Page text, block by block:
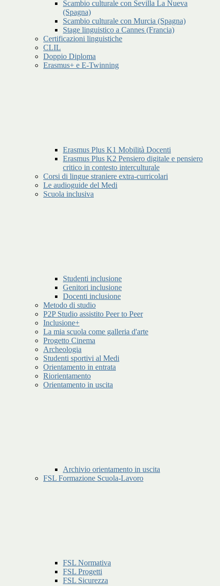
Scambio culturale con Sevilla La Nueva
(Spagna)
Scambio culturale con Murcia (Spagna)
Stage linguistico a Cannes (Francia)
Certificazioni linguistiche
CLIL
Doppio Diploma
Erasmus+ e E-Twinning
Erasmus Plus K1 Mobilità Docenti
Erasmus Plus K2 Pensiero digitale e pensiero
critico in contesto interculturale
Corsi di lingue straniere extra-curricolari
Le audioguide del Medi
Scuola inclusiva
Studenti inclusione
Genitori inclusione
Docenti inclusione
Metodo di studio
P2P Studio assistito Peer to Peer
Inclusione+
La mia scuola come galleria d'arte
Progetto Cinema
Archeologia
Studenti sportivi al Medi
Orientamento in entrata
Riorientamento
Orientamento in uscita
Archivio orientamento in uscita
FSL Formazione Scuola-Lavoro
FSL Normativa
FSL Progetti
FSL Sicurezza